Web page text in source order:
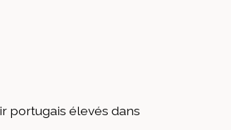
portugais élevés dans